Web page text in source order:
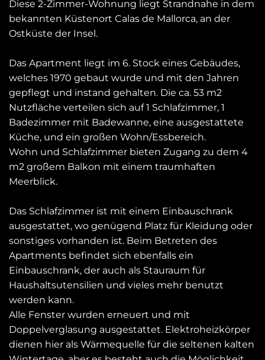
Diese 2-Zimmer-Wohnung liegt Strandnahe in dem
bekannten Küstenort Calas de Mallorca, an der
Ostküste der Insel.
Das Apartment liegt im 6. Stock eines Gebäudes,
welches 1970 gebaut wurde und mit den Jahren
gepflegt und instand gehalten. Die ca. 53 m2
Nutzfläche verteilen sich auf 1 Schlafzimmer, 1
Badezimmer mit Badewanne, eine ausgestattete
Küche, und ein großen Wohn/Essbereich.
Wohn und Schlafzimmer bieten Zugang zu dem 4
m2 großem Balkon mit einem traumhaften
Meerblick.
Das Schlafzimmer ist mit einem Einbauschrank
ausgestattet, wo genügend Platz für Kleidung oder
sonstiges vorhanden ist. Beim Betreten des
Apartments befindet sich ebenfalls ein
Einbauschrank, der auch als Stauraum für
Haushaltsutensilien und vieles mehr benutzt
werden kann.
Alle Fenster wurden erneuert und mit
Doppelverglasung ausgestattet. Elektroheizkörper
dienen hier als Wärmequelle für die seltenen kalten